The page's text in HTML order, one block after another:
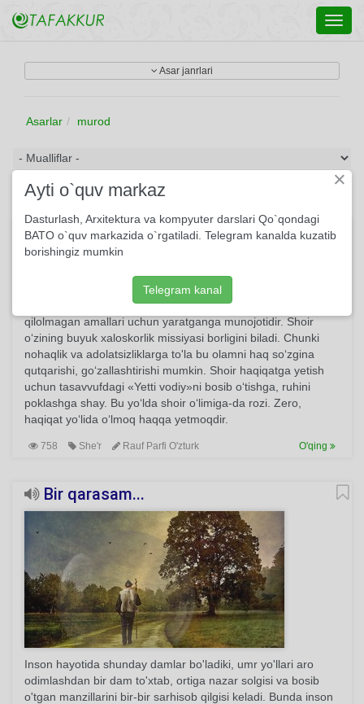
Asar janrlari
Asarlar murod
Tavba
Mazkur she'rda o‘zini tinimsiz izlayotgan, xatti-harakatlarini
etilgan. Bu she’r hur tug‘ilgan va bir umr erkka talpinib
yashagan shaxsning bu yo‘ldagi yaxshi-yomon, qilgan-
qilolmagan amallari uchun yaratganga munojotidir. Shoir
o‘zining buyuk xaloskorlik missiyasi borligini biladi. Chunki
nohaqlik va adolatsizliklarga to'la bu olamni haq so‘zgina
qutqarishi, go‘zallashtirishi mumkin. Shoir haqiqatga yetish
uchun tasavvufdagi «Yetti vodiy»ni bosib o‘tishga, ruhini
poklashga shay. Bu yo‘lda shoir o‘limiga-da rozi. Zero,
haqiqat yo‘lida o‘lmoq haqqa yetmoqdir.
758 She'r Rauf Parfi O'zturk O'qing
Bir qarasam...
Inson hayotida shunday damlar bo'ladiki, umr yo'llari aro
odimlashdan bir dam to'xtab, ortiga nazar solgisi va bosib
o'tgan manzillarini bir-bir sarhisob qilgisi keladi. Bunda inson
×
Ayti o`quv markaz
Dasturlash, Arxitektura va kompyuter darslari Qo`qondagi
BATO o`quv markazida o`rgatiladi. Telegram kanalda kuzatib
borishingiz mumkin
Telegram kanal